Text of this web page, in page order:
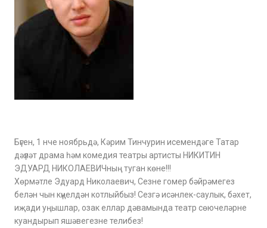
Бүген, 1 нче ноябрьдә, Кәрим Тинчурин исемендәге Татар
дәүләт драма һәм комедия театры артисты НИКИТИН
ЭДУАРД НИКОЛАЕВИЧның туган көне!!!
Хөрмәтле Эдуард Николаевич, Сезне гомер бәйрәмегез
белән чын күңелдән котлыйбыз! Сезгә исәнлек-саулык, бәхет,
иҗади уңышлар, озак еллар дәвамында театр сөючеләрне
куандырып яшәвегезне телибез!